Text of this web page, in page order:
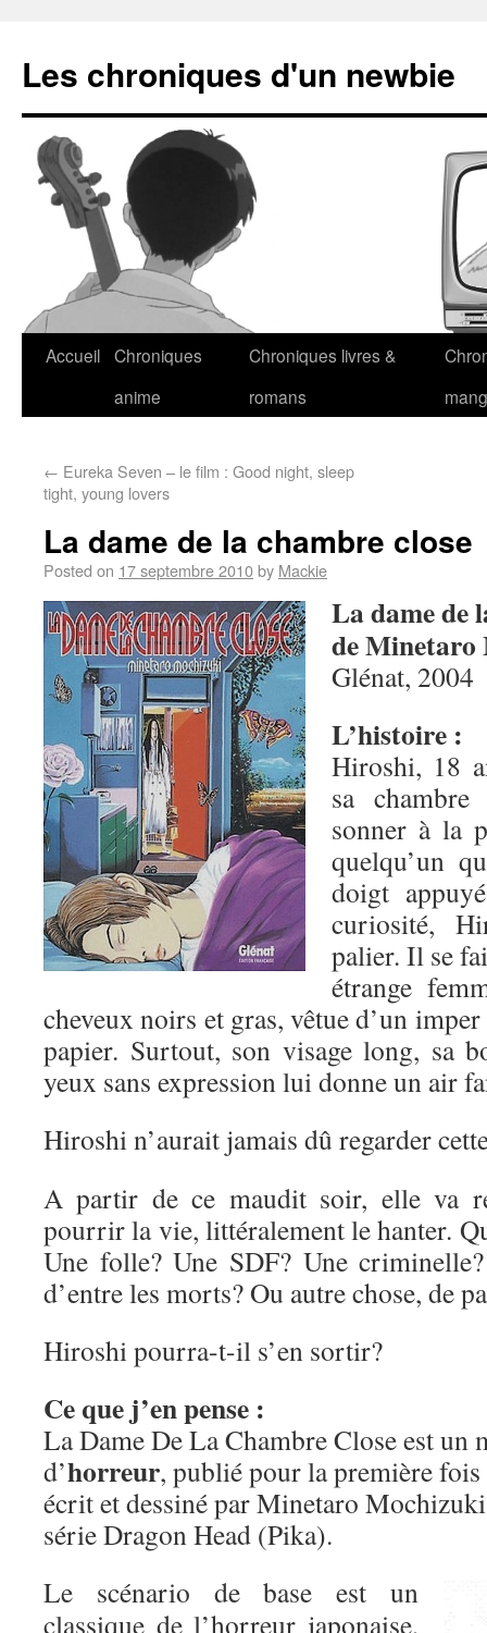
Les chroniques d'un newbie
Accueil Chroniques
anime
Chroniques livres &
romans
← Eureka Seven – le film : Good night, sleep
tight, young lovers
La dame de la chambre close
Posted on 17 septembre 2010by Mackie
La dame de
de
Glénat, 2004
L’histoire :
Hiroshi, 18
sa
sonner à la
quelqu’un
doigt
curiosité,
palier. Il se
étrange
cheveux noirs et gras, vêtue d’un
papier. Surtout, son visage long, sa
yeux sans expression lui donne un air
Hiroshi n’aurait jamais dû regarder
A partir de ce maudit soir, elle va
pourrir la vie, littéralement le hanter.
Une folle? Une SDF? Une
d’entre les morts? Ou autre chose, de
Hiroshi pourra-t-il s’en sortir?
Ce que j’en pense :
La Dame De La Chambre Close est un
d’horreur, publié pour la première fois
écrit et dessiné par Minetaro
série Dragon Head (Pika).
Le scénario de base est un
classique de l’horreur japonaise,